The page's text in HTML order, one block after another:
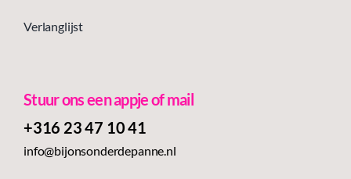
Verlanglijst
Stuur ons een appje of mail
+316 23 47 10 41‬
info@bijonsonderdepanne.nl